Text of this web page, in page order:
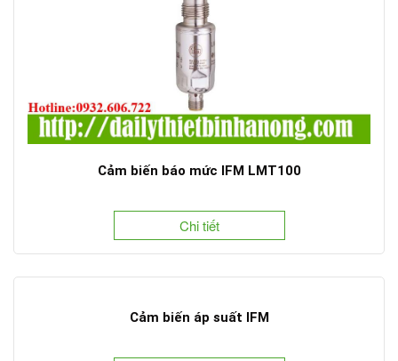
Cảm biến báo mức IFM LMT100
Chi tiết
Cảm biến áp suất IFM